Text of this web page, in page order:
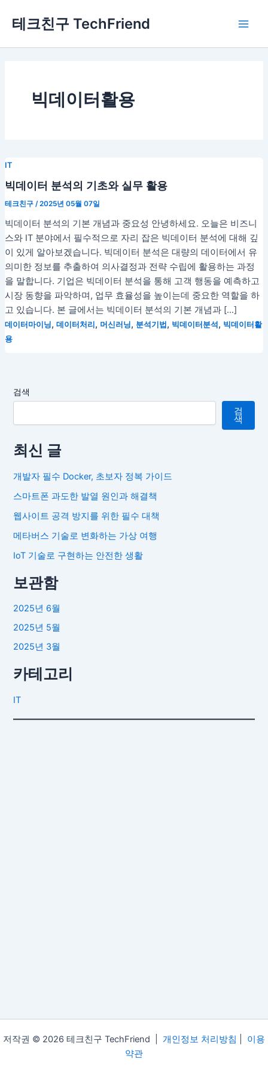
로
테크친구 TechFriend
빅데이터활용
IT
빅데이터 분석의 기초와 실무 활용
테크친구 /2025년 05월 07일
빅데이터 분석의 기본 개념과 중요성 안녕하세요. 오늘은 비즈니
스와 IT 분야에서 필수적으로 자리 잡은 빅데이터 분석에 대해 깊
이 있게 알아보겠습니다. 빅데이터 분석은 대량의 데이터에서 유
의미한 정보를 추출하여 의사결정과 전략 수립에 활용하는 과정
을 말합니다. 기업은 빅데이터 분석을 통해 고객 행동을 예측하고
시장 동향을 파악하며, 업무 효율성을 높이는데 중요한 역할을 하
고 있습니다. 본 글에서는 빅데이터 분석의 기본 개념과 […]
데이터마이닝, 데이터처리 , 머신러닝, 분석기법 , 빅데이터분석 , 빅데이터활
용
검색
검
색
최신 글
개발자 필수 Docker, 초보자 정복 가이드
스마트폰 과도한 발열 원인과 해결책
웹사이트 공격 방지를 위한 필수 대책
메타버스 기술로 변화하는 가상 여행
IoT 기술로 구현하는 안전한 생활
보관함
2025년 6월
2025년 5월
2025년 3월
카테고리
IT
저작권 © 2026 테크친구 TechFriend | 개인정보 처리방침
이용
약관